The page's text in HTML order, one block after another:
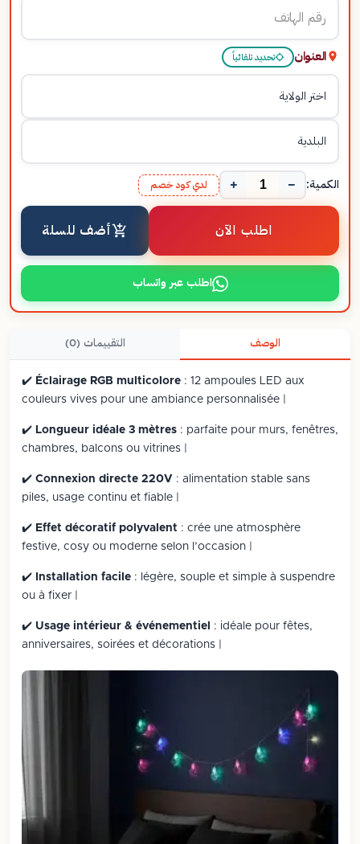
العنوان تحديد تلقائياً
الكمية: −
+ لدي كود خصم
اطلب الآن أضف للسلة
اطلب عبر واتساب
الوصف التقييمات (0)
✔️ Éclairage RGB multicolore : 12 ampoules LED aux
couleurs vives pour une ambiance personnalisée |
✔️ Longueur idéale 3 mètres : parfaite pour murs, fenêtres,
chambres, balcons ou vitrines |
✔️ Connexion directe 220V : alimentation stable sans
piles, usage continu et fiable |
✔️ Effet décoratif polyvalent : crée une atmosphère
festive, cosy ou moderne selon l’occasion |
✔️ Installation facile : légère, souple et simple à suspendre
ou à fixer |
✔️ Usage intérieur & événementiel
: idéale pour fêtes,
anniversaires, soirées et décorations |